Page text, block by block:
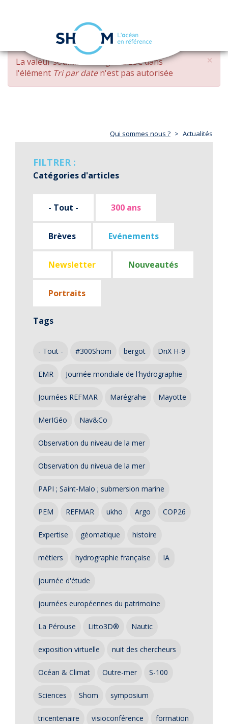
Aller
contenu
principal
navigation
×
MESSAGE
D'ERREUR
La valeur soumise changed DESCdans
l'élément Tri par daten'est pas autorisée
Qui sommes nous ? Actualités
FILTRER :
Catégories d'articles
- Tout - 300 ans
Brèves Evénements
Newsletter Nouveautés
Portraits
Tags
- Tout - #300Shom bergot DriX H-9
EMR Journée mondiale de l'hydrographie
Journées REFMAR Marégrahe Mayotte
MerIGéo Nav&Co
Observation du niveau de la mer
Observation du niveua de la mer
PAPI ; Saint-Malo ; submersion marine
PEM REFMAR ukho Argo COP26
Expertise géomatique histoire
métiers hydrographie française IA
journée d'étude
journées européennes du patrimoine
La Pérouse Litto3D® Nautic
exposition virtuelle nuit des chercheurs
Océan & Climat Outre-mer S-100
Sciences Shom symposium
tricentenaire visioconférence formation